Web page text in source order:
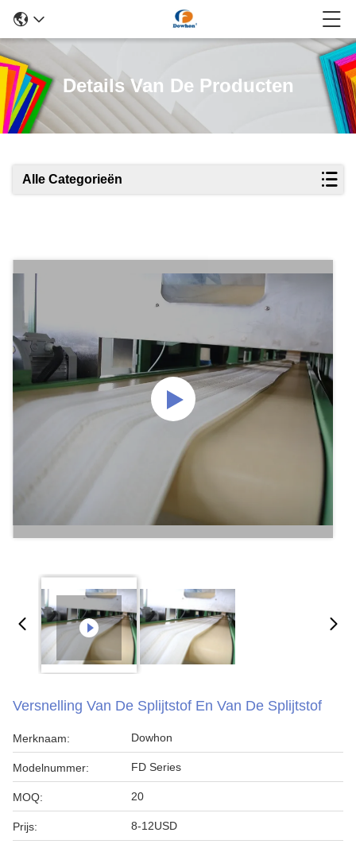
Details Van De Producten
Alle Categorieën
Versnelling Van De Splijtstof En Van De Splijtstof
Merknaam: Dowhon
Modelnummer: FD Series
MOQ: 20
Prijs: 8-12USD